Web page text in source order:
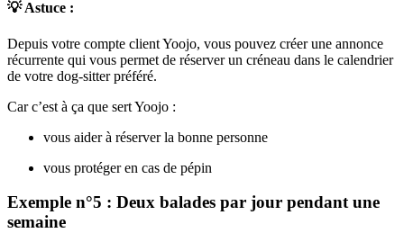
💡 Astuce :
Depuis votre compte client Yoojo, vous pouvez créer une annonce
récurrente qui vous permet de réserver un créneau dans le calendrier
de votre dog-sitter préféré.
Car c’est à ça que sert Yoojo :
vous aider à réserver la bonne personne
vous protéger en cas de pépin
Exemple n°5 : Deux balades par jour pendant une
semaine